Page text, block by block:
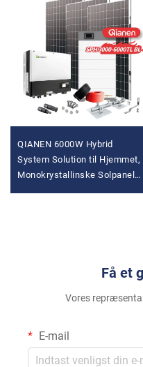
QIANEN 6000W Hybrid
System Solution til Hjemmet,
Monokrystallinske Solpaneler,
Få et
Vores
E-mail